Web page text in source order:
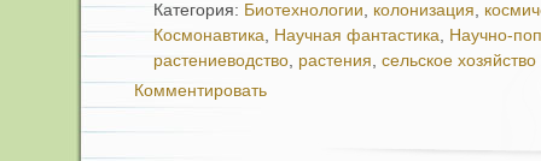
Категория: Биотехнологии, колонизация,
Космонавтика, Научная фантастика, Научно-
растениеводство, растения, сельское хозяйство
Комментировать